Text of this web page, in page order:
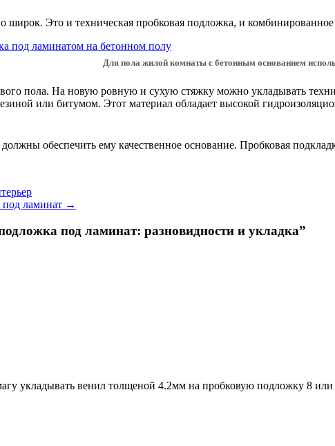
широк. Это и техническая пробковая подложка, и
Для пола жилой комнаты с бетонным основанием
пола. На новую ровную и сухую стяжку можно укладывать
или битумом. Этот материал обладает высокой
обеспечить ему качественное основание. Пробковая
под ламинат →
под ламинат: разновидности и укладка”
укладывать венил толщеной 4.2мм на пробковую подложку 8